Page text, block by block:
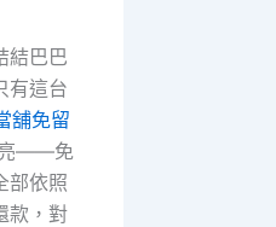
結巴巴
有這台
舖免留
亮——免
部依照
款，對